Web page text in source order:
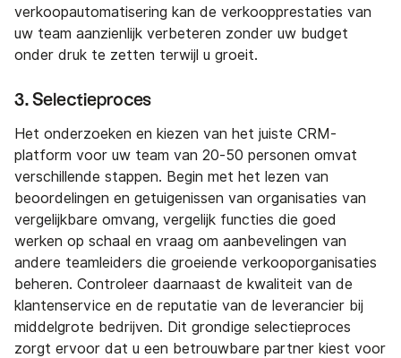
verkoopautomatisering kan de verkoopprestaties van
uw team aanzienlijk verbeteren zonder uw budget
onder druk te zetten terwijl u groeit.
3. Selectieproces
Het onderzoeken en kiezen van het juiste CRM-
platform voor uw team van 20-50 personen omvat
verschillende stappen. Begin met het lezen van
beoordelingen en getuigenissen van organisaties van
vergelijkbare omvang, vergelijk functies die goed
werken op schaal en vraag om aanbevelingen van
andere teamleiders die groeiende verkooporganisaties
beheren. Controleer daarnaast de kwaliteit van de
klantenservice en de reputatie van de leverancier bij
middelgrote bedrijven. Dit grondige selectieproces
zorgt ervoor dat u een betrouwbare partner kiest voor